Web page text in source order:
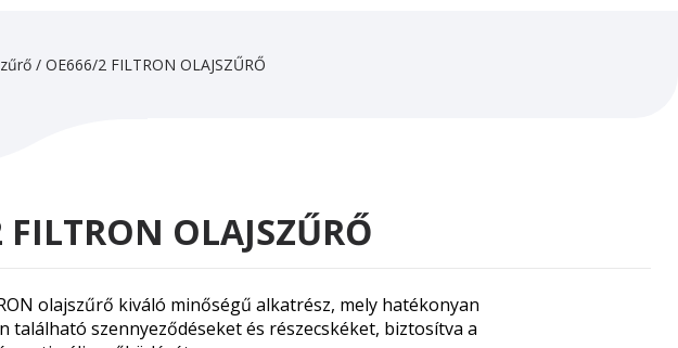
/ OE666/2 FILTRON OLAJSZŰRŐ
OLAJSZŰRŐ
olajszűrő kiváló minőségű alkatrész, mely hatékonyan
található szennyeződéseket és részecskéket, biztosítva a